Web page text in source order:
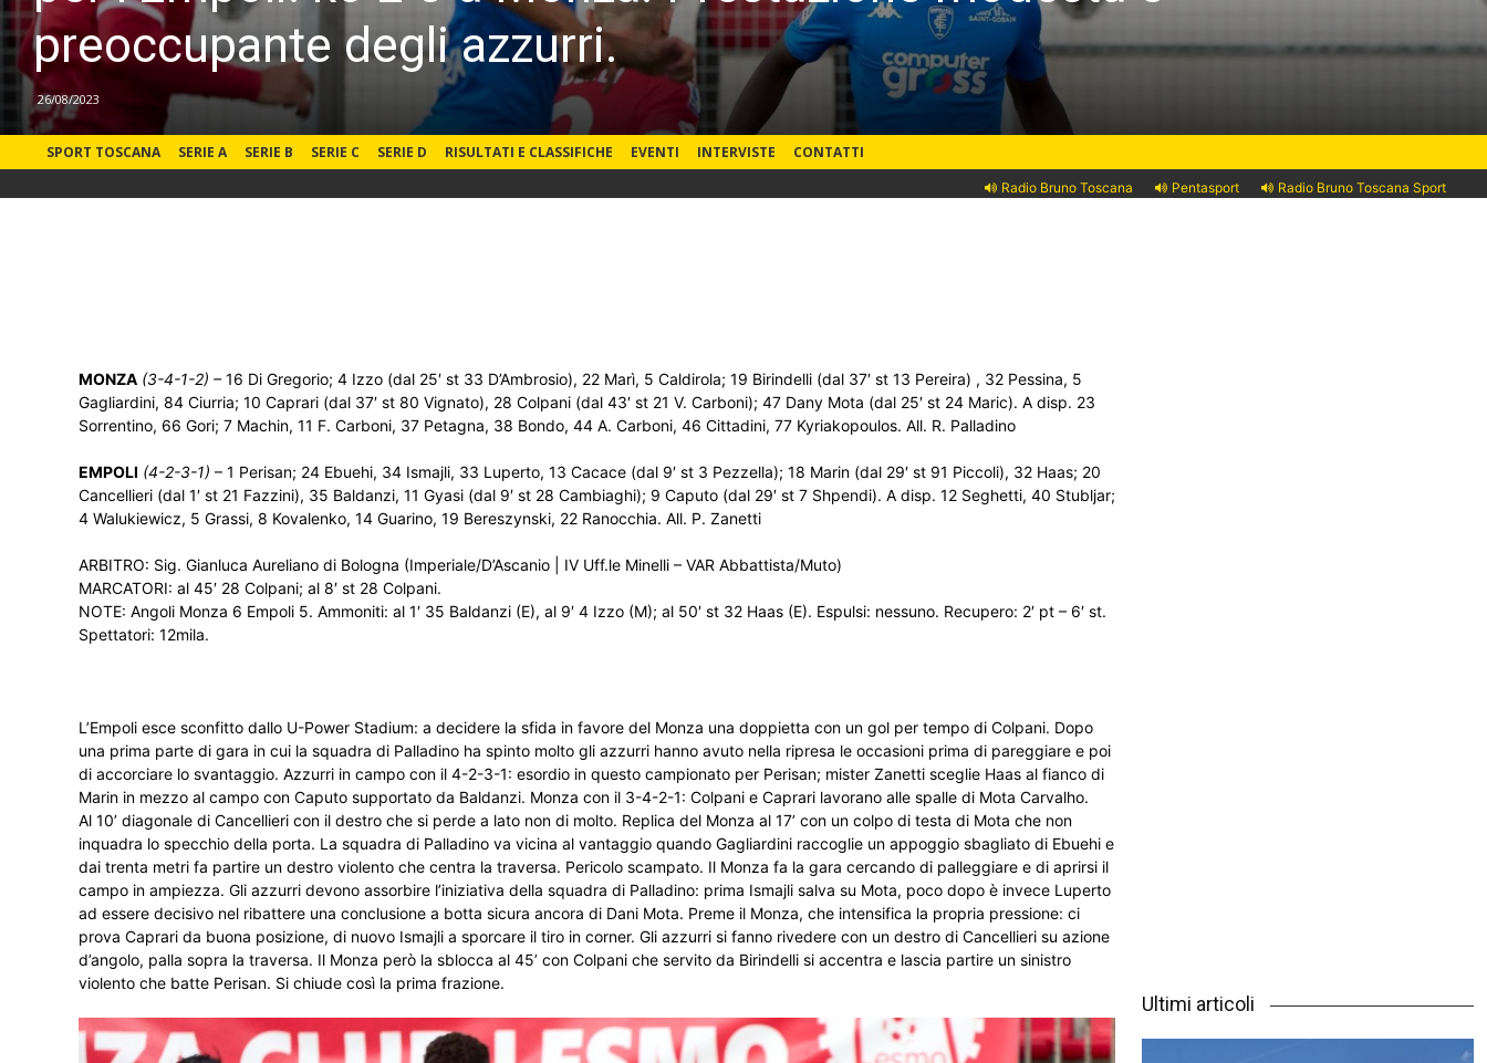
preoccupante degli azzurri.
26/08/2023
SPORT TOSCANA SERIE A SERIE B SERIE C SERIE D RISULTATI E CLASSIFICHE EVENTI INTERVISTE CONTATTI
Radio Bruno Toscana Pentasport Radio Bruno Toscana Sport
MONZA (3-4-1-2) –16 Di Gregorio; 4 Izzo (dal 25′ st 33 D’Ambrosio), 22 Marì, 5 Caldirola; 19 Birindelli (dal 37′ st 13 Pereira) , 32 Pessina, 5
Gagliardini, 84 Ciurria; 10 Caprari (dal 37′ st 80 Vignato), 28 Colpani (dal 43′ st 21 V. Carboni); 47 Dany Mota (dal 25′ st 24 Maric). A disp. 23
Sorrentino, 66 Gori; 7 Machin, 11 F. Carboni, 37 Petagna, 38 Bondo, 44 A. Carboni, 46 Cittadini, 77 Kyriakopoulos. All. R. Palladino
EMPOLI (4-2-3-1) – 1 Perisan; 24 Ebuehi, 34 Ismajli, 33 Luperto, 13 Cacace (dal 9′ st 3 Pezzella); 18 Marin (dal 29′ st 91 Piccoli), 32 Haas; 20
Cancellieri (dal 1′ st 21 Fazzini), 35 Baldanzi, 11 Gyasi (dal 9′ st 28 Cambiaghi); 9 Caputo (dal 29′ st 7 Shpendi). A disp. 12 Seghetti, 40 Stubljar;
4 Walukiewicz, 5 Grassi, 8 Kovalenko, 14 Guarino, 19 Bereszynski, 22 Ranocchia. All. P. Zanetti
ARBITRO: Sig. Gianluca Aureliano di Bologna (Imperiale/D’Ascanio | IV Uff.le Minelli – VAR Abbattista/Muto)
MARCATORI: al 45′ 28 Colpani; al 8′ st 28 Colpani.
NOTE: Angoli Monza 6 Empoli 5. Ammoniti: al 1′ 35 Baldanzi (E), al 9′ 4 Izzo (M); al 50′ st 32 Haas (E). Espulsi: nessuno. Recupero: 2′ pt – 6′ st.
Spettatori: 12mila.
L’Empoli esce sconfitto dallo U-Power Stadium: a decidere la sfida in favore del Monza una doppietta con un gol per tempo di Colpani. Dopo
una prima parte di gara in cui la squadra di Palladino ha spinto molto gli azzurri hanno avuto nella ripresa le occasioni prima di pareggiare e poi
di accorciare lo svantaggio. Azzurri in campo con il 4-2-3-1: esordio in questo campionato per Perisan; mister Zanetti sceglie Haas al fianco di
Marin in mezzo al campo con Caputo supportato da Baldanzi. Monza con il 3-4-2-1: Colpani e Caprari lavorano alle spalle di Mota Carvalho.
Al 10’ diagonale di Cancellieri con il destro che si perde a lato non di molto. Replica del Monza al 17’ con un colpo di testa di Mota che non
inquadra lo specchio della porta. La squadra di Palladino va vicina al vantaggio quando Gagliardini raccoglie un appoggio sbagliato di Ebuehi e
dai trenta metri fa partire un destro violento che centra la traversa. Pericolo scampato. Il Monza fa la gara cercando di palleggiare e di aprirsi il
campo in ampiezza. Gli azzurri devono assorbire l’iniziativa della squadra di Palladino: prima Ismajli salva su Mota, poco dopo è invece Luperto
ad essere decisivo nel ribattere una conclusione a botta sicura ancora di Dani Mota. Preme il Monza, che intensifica la propria pressione: ci
prova Caprari da buona posizione, di nuovo Ismajli a sporcare il tiro in corner. Gli azzurri si fanno rivedere con un destro di Cancellieri su azione
d’angolo, palla sopra la traversa. Il Monza però la sblocca al 45’ con Colpani che servito da Birindelli si accentra e lascia partire un sinistro
violento che batte Perisan. Si chiude così la prima frazione.
Ultimi articoli